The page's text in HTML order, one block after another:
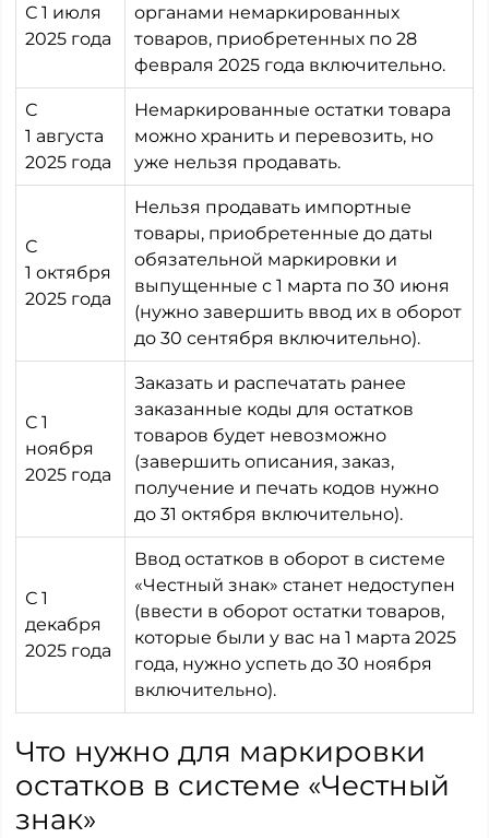
С 1 июля
2025 года
органами немаркированных
товаров, приобретенных по 28
февраля 2025 года включительно.
С
1 августа
2025 года
Немаркированные остатки товара
можно хранить и перевозить, но
уже нельзя продавать.
С
1 октября
2025 года
Нельзя продавать импортные
товары, приобретенные до даты
обязательной маркировки и
выпущенные с 1 марта по 30 июня
(нужно завершить ввод их в оборот
до 30 сентября включительно).
С 1
ноября
2025 года
Заказать и распечатать ранее
заказанные коды для остатков
товаров будет невозможно
(завершить описания, заказ,
получение и печать кодов нужно
до 31 октября включительно).
С 1
декабря
2025 года
Ввод остатков в оборот в системе
«Честный знак» станет недоступен
(ввести в оборот остатки товаров,
которые были у вас на 1 марта 2025
года, нужно успеть до 30 ноября
включительно).
Что нужно для маркировки
остатков в системе «Честный
знак»